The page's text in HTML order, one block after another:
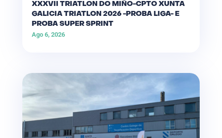
XXXVII TRIATLON DO MIÑO-CPTO XUNTA
GALICIA TRIATLON 2026 -PROBA LIGA- E
PROBA SUPER SPRINT
Ago 6, 2026